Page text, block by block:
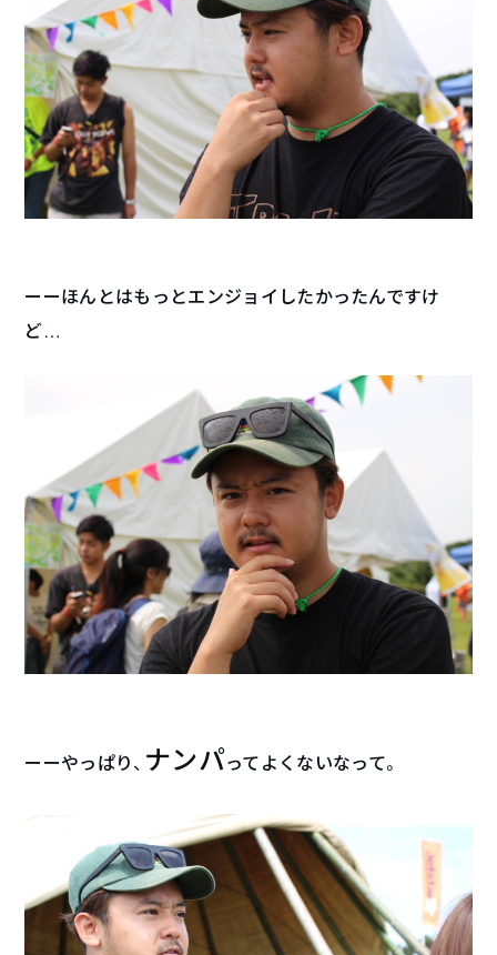
ーーほんとはもっとエンジョイしたかったんですけ
ど…
ーーやっぱり、 ナンパってよくないなって。